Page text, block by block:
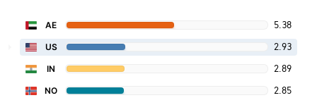
AE 5.38
US 2.93
IN 2.89
NO 2.85